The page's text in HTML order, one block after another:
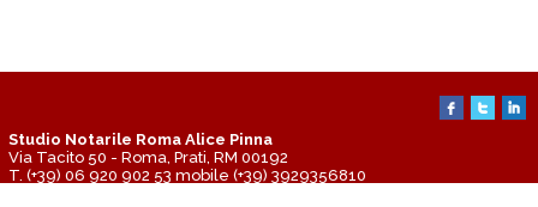
Studio Notarile Roma Alice Pinna
Via Tacito 50 - Roma, Prati, RM 00192
T. (+39) 06 920 902 53 mobile (+39) 3929356810